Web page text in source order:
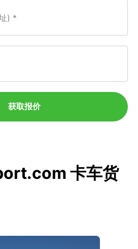
)
获取报价
卡车货